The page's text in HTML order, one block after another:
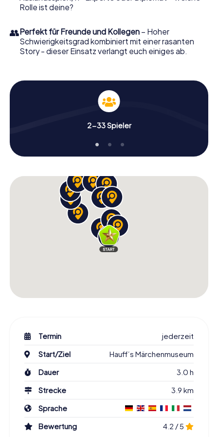
Rolle ist deine?
👥Perfekt für Freunde und Kollegen – Hoher
Schwierigkeitsgrad kombiniert mit einer rasanten
Story - dieser Einsatz verlangt euch einiges ab.
2-33 Spieler
Termin
jederzeit
Start/Ziel
Hauff´s Märchenmuseum
Dauer
3.0 h
Strecke
3.9 km
Sprache
Bewertung
4.2 / 5